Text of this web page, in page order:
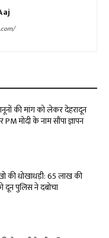
की मांग को लेकर देहरादून
PM मोदी के नाम सौंपा ज्ञापन
की धोखाधड़ी: 65 लाख की
दून पुलिस ने दबोचा